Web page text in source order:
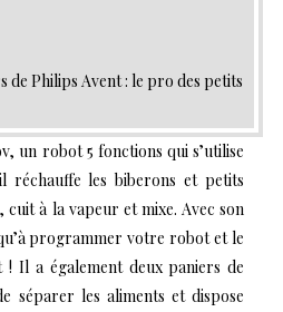
de Philips Avent : le pro des petits
, un robot 5 fonctions qui s’utilise
réchauffe les biberons et petits
à la vapeur et mixe. Avec son
programmer votre robot et le
! Il a également deux paniers de
séparer les aliments et dispose